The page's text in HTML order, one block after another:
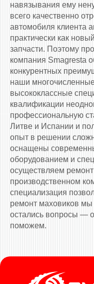
навязывания ему
всего качественно
автомобиля клиента
практически как
запчасти. Поэтому
компания Smagresta
конкурентных
наши
высококлассные
квалификации
профессиональную
Литве и Испании и
опыт в решении
оснащены
оборудованием и
осуществляем
производственном
специализация
ремонт маховиков
остались вопросы —
поможем.